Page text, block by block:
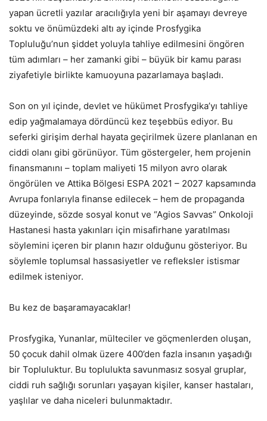
yapan ücretli yazılar aracılığıyla yeni bir aşamayı devreye
soktu ve önümüzdeki altı ay içinde Prosfygika
Topluluğu’nun şiddet yoluyla tahliye edilmesini öngören
tüm adımları – her zamanki gibi – büyük bir kamu parası
ziyafetiyle birlikte kamuoyuna pazarlamaya başladı.
Son on yıl içinde, devlet ve hükümet Prosfygika’yı tahliye
edip yağmalamaya dördüncü kez teşebbüs ediyor. Bu
seferki girişim derhal hayata geçirilmek üzere planlanan en
ciddi olanı gibi görünüyor. Tüm göstergeler, hem projenin
finansmanını – toplam maliyeti 15 milyon avro olarak
öngörülen ve Attika Bölgesi ESPA 2021 – 2027 kapsamında
Avrupa fonlarıyla finanse edilecek – hem de propaganda
düzeyinde, sözde sosyal konut ve “Agios Savvas” Onkoloji
Hastanesi hasta yakınları için misafirhane yaratılması
söylemini içeren bir planın hazır olduğunu gösteriyor. Bu
söylemle toplumsal hassasiyetler ve refleksler istismar
edilmek isteniyor.
Bu kez de başaramayacaklar!
Prosfygika, Yunanlar, mülteciler ve göçmenlerden oluşan,
50 çocuk dahil olmak üzere 400’den fazla insanın yaşadığı
bir Topluluktur. Bu toplulukta savunmasız sosyal gruplar,
ciddi ruh sağlığı sorunları yaşayan kişiler, kanser hastaları,
yaşlılar ve daha niceleri bulunmaktadır.